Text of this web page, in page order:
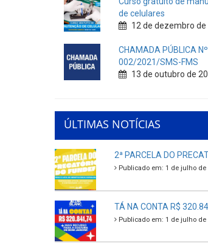
de celulares
12 de dezembro de
CHAMADA PÚBLICA Nº
002/2021/SMS-FMS
13 de outubro de
ÚLTIMAS NOTÍCIAS
2ª PARCELA DO
Publicado em: 1 de julho de
TÁ NA CONTA R$
Publicado em: 1 de julho de